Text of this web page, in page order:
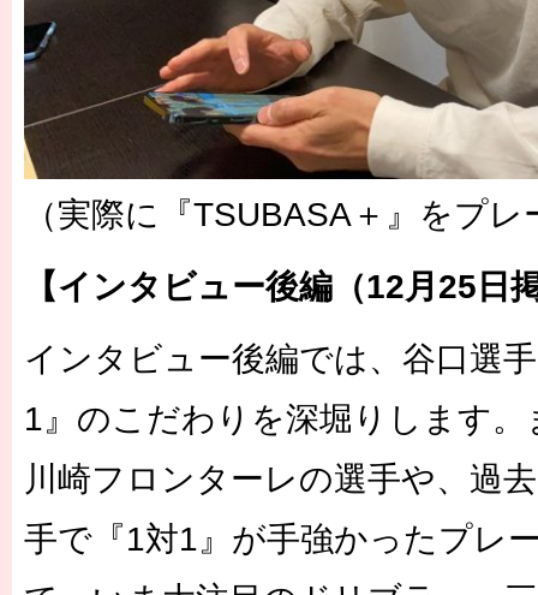
（実際に『TSUBASA＋』をプ
【インタビュー後編（12月25日
インタビュー後編では、谷口選
1』のこだわりを深堀りします
川崎フロンターレの選手や、過
手で『1対1』が手強かったプレ